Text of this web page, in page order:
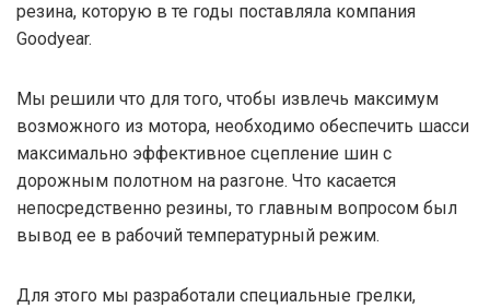
резина, которую в те годы поставляла компания
Goodyear.
Мы решили что для того, чтобы извлечь максимум
возможного из мотора, необходимо обеспечить шасси
максимально эффективное сцепление шин с
дорожным полотном на разгоне. Что касается
непосредственно резины, то главным вопросом был
вывод ее в рабочий температурный режим.
Для этого мы разработали специальные грелки,